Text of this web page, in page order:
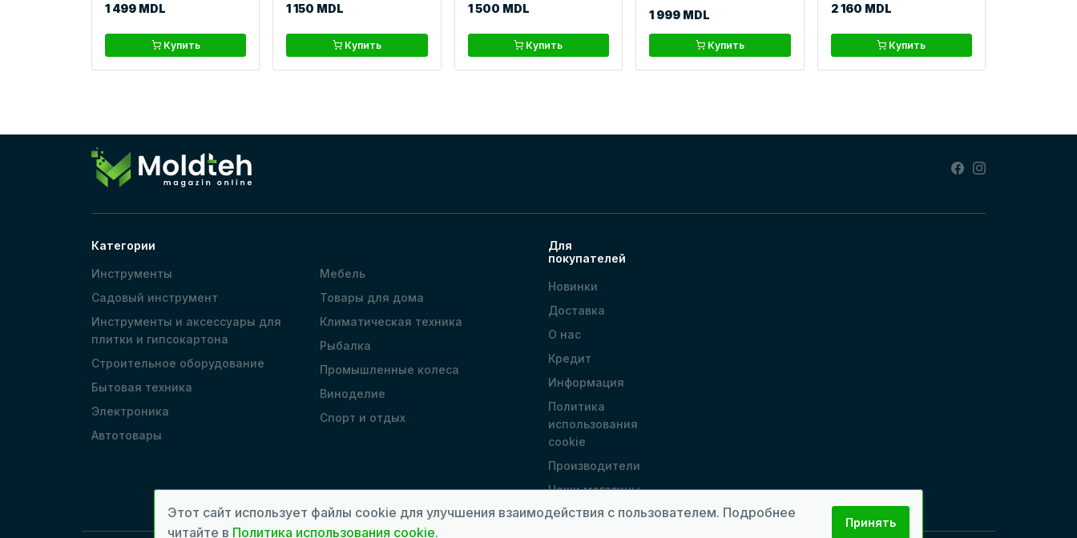
1 499 MDL
Купить
1 150 MDL
Купить
1 500 MDL
Купить
1 999 MDL
Купить
2 160 MDL
Купить
Категории
Инструменты
Садовый инструмент
Инструменты и аксессуары для
плитки и гипсокартона
Строительное оборудование
Бытовая техника
Электроника
Автотовары
Мебель
Товары для дома
Климатическая техника
Рыбалка
Промышленные колеса
Виноделие
Спорт и отдых
Для
покупателей
Новинки
Доставка
О нас
Кредит
Информация
Политика
использования
cookie
Производители
Наши магазины
Этот сайт использует файлы cookie для улучшения взаимодействия с пользователем. Подробнее
читайте в Политика использования cookie.
Принять